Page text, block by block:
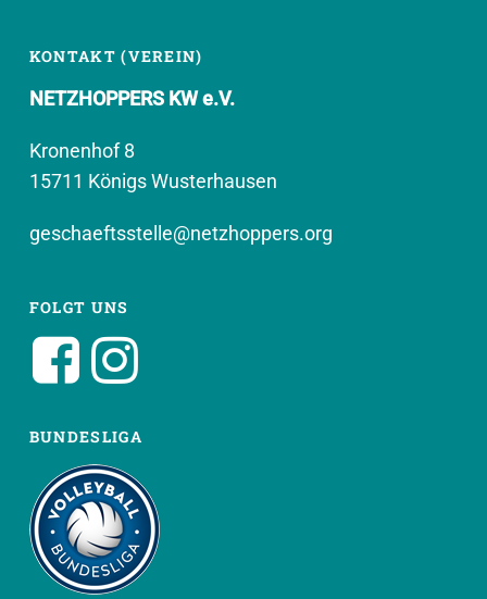
KONTAKT (VEREIN)
NETZHOPPERS KW e.V.
Kronenhof 8
15711 Königs Wusterhausen
geschaeftsstelle@netzhoppers.org
FOLGT UNS
BUNDESLIGA